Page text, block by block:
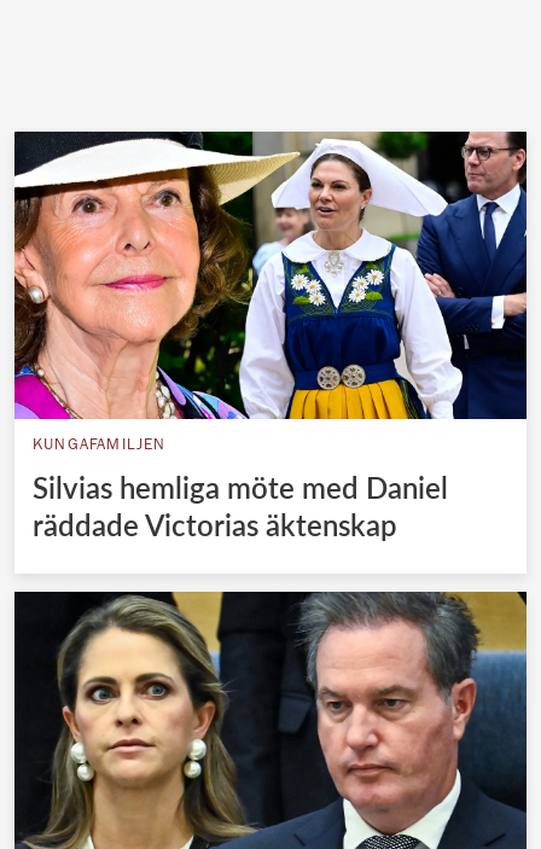
KUNGAFAMILJEN
Silvias hemliga möte med Daniel
räddade Victorias äktenskap